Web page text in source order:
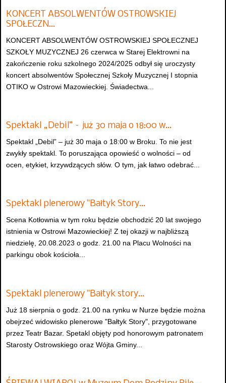
KONCERT ABSOLWENTÓW OSTROWSKIEJ
SPOŁECZN…
KONCERT ABSOLWENTÓW OSTROWSKIEJ SPOŁECZNEJ
SZKOŁY MUZYCZNEJ 26 czerwca w Starej Elektrowni na
zakończenie roku szkolnego 2024/2025 odbył się uroczysty
koncert absolwentów Społecznej Szkoły Muzycznej I stopnia
OTIKO w Ostrowi Mazowieckiej. Świadectwa...
Spektakl „Debil” – już 30 maja o 18:00 w…
Spektakl „Debil” – już 30 maja o 18:00 w Broku. To nie jest
zwykły spektakl. To poruszająca opowieść o wolności – od
ocen, etykiet, krzywdzących słów. O tym, jak łatwo odebrać...
Spektakl plenerowy "Bałtyk Story…
Scena Kotłownia w tym roku będzie obchodzić 20 lat swojego
istnienia w Ostrowi Mazowieckiej! Z tej okazji w najbliższą
niedzielę, 20.08.2023 o godz. 21.00 na Placu Wolności na
parkingu obok kościoła...
Spektakl plenerowy "Bałtyk story…
Już 18 sierpnia o godz. 21.00 na rynku w Nurze będzie można
obejrzeć widowisko plenerowe "Bałtyk Story", przygotowane
przez Teatr Bazar. Spetakl objęty pod honorowym patronatem
Starosty Ostrowskiego oraz Wójta Gminy...